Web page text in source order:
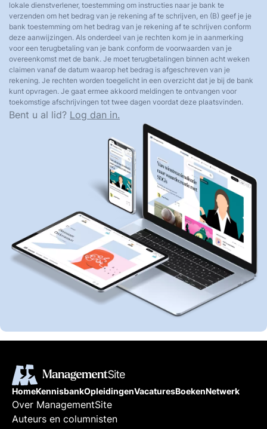
lokale dienstverlener, toestemming om instructies naar je bank te
verzenden om het bedrag van je rekening af te schrijven, en (B) geef je je
bank toestemming om het bedrag van je rekening af te schrijven conform
deze aanwijzingen. Als onderdeel van je rechten kom je in aanmerking
voor een terugbetaling van je bank conform de voorwaarden van je
overeenkomst met de bank. Je moet terugbetalingen binnen acht weken
claimen vanaf de datum waarop het bedrag is afgeschreven van je
rekening. Je rechten worden toegelicht in een overzicht dat je bij de bank
kunt opvragen. Je gaat ermee akkoord meldingen te ontvangen voor
toekomstige afschrijvingen tot twee dagen voordat deze plaatsvinden.
Bent u al lid? Log dan in.
HomeKennisbankOpleidingenVacaturesBoekenNetwerk
Over ManagementSite
Auteurs en columnisten